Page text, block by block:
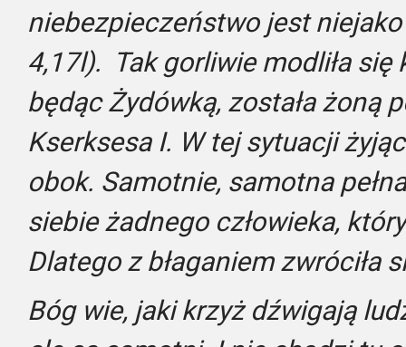
niebezpieczeństwo jest
4,17l). Tak gorliwie modliła się
będąc Żydówką, została żoną
Kserksesa I. W tej sytuacji
obok. Samotnie, samotna
siebie żadnego człowieka,
Dlatego z błaganiem zwróciła
Bóg wie, jaki krzyż dźwigają